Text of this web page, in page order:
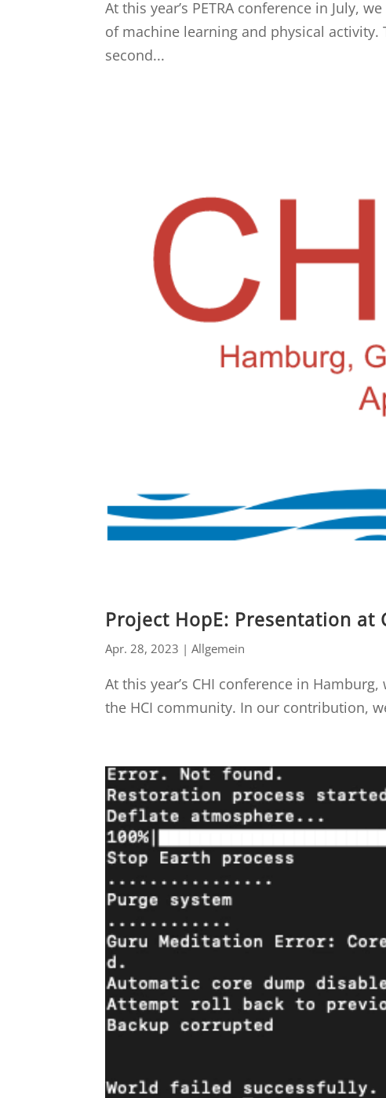
At this year’s PETRA conference in
of machine learning and physical
second...
Project HopE: Presentation at
Apr. 28, 2023 |Allgemein
At this year’s CHI conference in
the HCI community. In our contribution,